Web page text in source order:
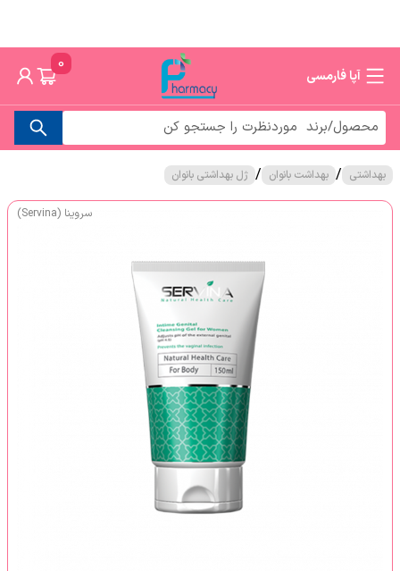
آپا فارمسی
0
بهداشتی / بهداشت بانوان / ژل بهداشتی بانوان
سروینا (Servina)